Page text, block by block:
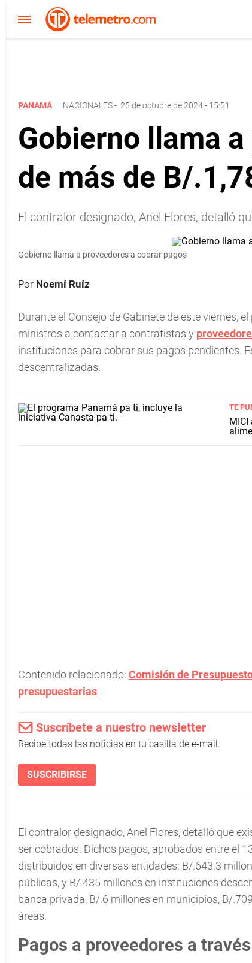
PANAMÁ NACIONALES- 25 de octubre de 2024 - 15:51
Gobierno llama
de más de B/
El contralor designado, Anel Flores, detalló
Gobierno llama a proveedores a cobrar pagos
Por Noemí Ruíz
Durante el Consejo de Gabinete de este viernes,
ministros a contactar a contratistas y
instituciones para cobrar sus pagos pendientes.
descentralizadas.
TE
MICI
Contenido relacionado: Comisión de
presupuestarias
Suscríbete a nuestro newsletter
Recibe todas las noticias en tu casilla de e-mail.
SUSCRIBIRSE
El contralor designado, Anel Flores, detalló que
ser cobrados. Dichos pagos, aprobados entre el
distribuidos en diversas entidades: B/.643.3
públicas, y B/.435 millones en instituciones
banca privada, B/.6 millones en municipios, B/
áreas.
Pagos a proveedores a